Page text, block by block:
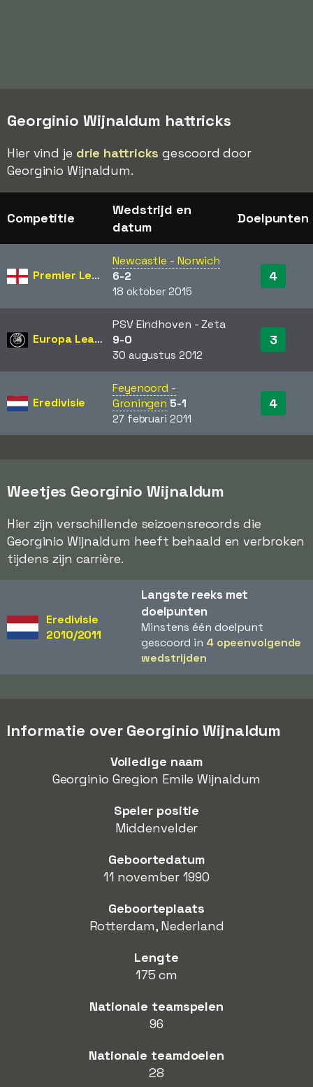
Georginio Wijnaldum hattricks
Hier vind je drie hattricks gescoord door
Georginio Wijnaldum.
Competitie
Wedstrijd en
datum
Doelpunten
Premier League
Newcastle - Norwich
6-2
18 oktober 2015
4
Europa League
PSV Eindhoven - Zeta
9-0
30 augustus 2012
3
Eredivisie
Feyenoord -
Groningen 5-1
27 februari 2011
4
Weetjes Georginio Wijnaldum
Hier zijn verschillende seizoensrecords die
Georginio Wijnaldum heeft behaald en verbroken
tijdens zijn carrière.
Eredivisie
2010/2011
Langste reeks met
doelpunten
Minstens één doelpunt
gescoord in 4 opeenvolgende
wedstrijden
Informatie over Georginio Wijnaldum
Volledige naam
Georginio Gregion Emile Wijnaldum
Speler positie
Middenvelder
Geboortedatum
11 november 1990
Geboorteplaats
Rotterdam, Nederland
Lengte
175 cm
Nationale teamspelen
96
Nationale teamdoelen
28